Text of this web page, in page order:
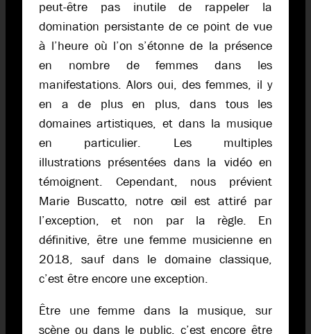
peut-être pas inutile de rappeler la
domination persistante de ce point de vue
à l’heure où l’on s’étonne de la présence
en nombre de femmes dans les
manifestations. Alors oui, des femmes, il y
en a de plus en plus, dans tous les
domaines artistiques, et dans la musique
en particulier. Les multiples
illustrations présentées dans la vidéo en
témoignent. Cependant, nous prévient
Marie Buscatto, notre œil est attiré par
l’exception, et non par la règle. En
définitive, être une femme musicienne en
2018, sauf dans le domaine classique,
c’est être encore une exception.
Être une femme dans la musique, sur
scène ou dans le public, c’est encore être